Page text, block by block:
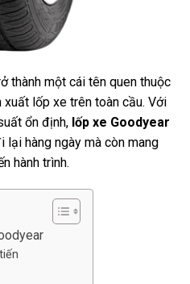
thành một cái tên quen thuộc
lốp xe trên toàn cầu. Với
ổn định, lốp xe Goodyear
lại hàng ngày mà còn mang
hành trình.